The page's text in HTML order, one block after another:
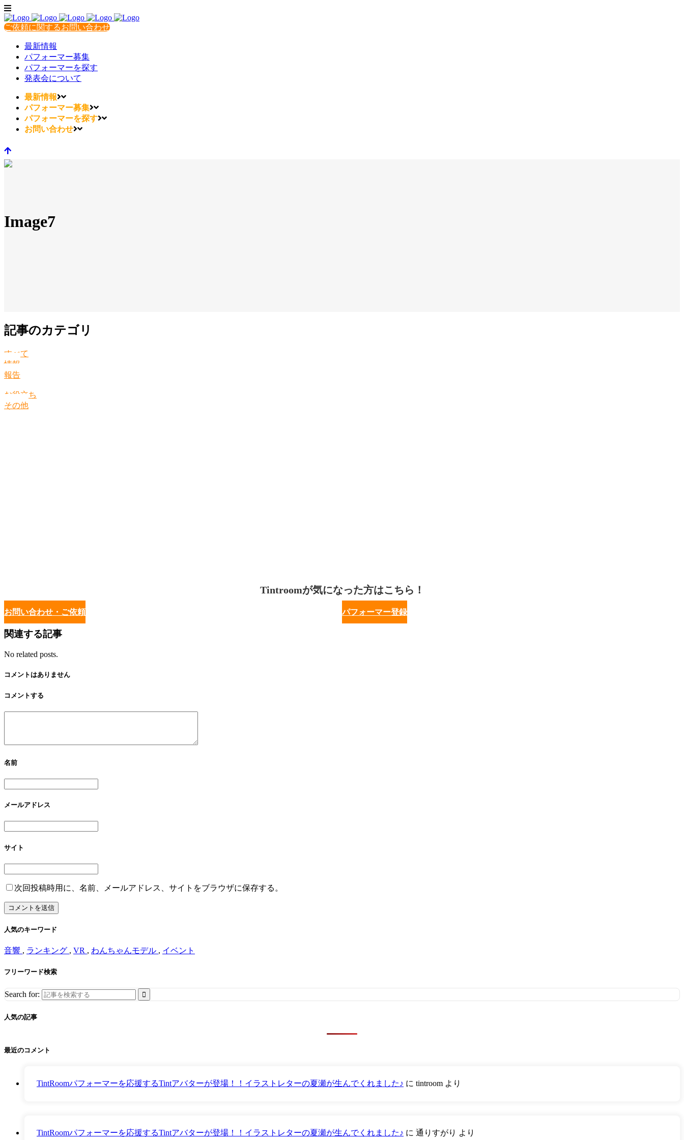
ご依頼に関するお問い合わせ
最新情報
パフォーマー募集
パフォーマーを探す
発表会について
最新情報
パフォーマー募集
パフォーマーを探す
お問い合わせ
Image7
記事のカテゴリ
すべて
情報
報告
お役立ち
その他
Tintroomが気になった方はこちら！
お問い合わせ・ご依頼 パフォーマー登録
関連する記事
No related posts.
コメントはありません
コメントする
名前
メールアドレス
サイト
次回投稿時用に、名前、メールアドレス、サイトをブラウザに保存する。
人気のキーワード
音響 , ランキング , VR , わんちゃんモデル , イベント
フリーワード検索
Search for:
人気の記事
最近のコメント
TintRoomパフォーマーを応援するTintアバターが登場！！イラストレターの夏瀬が生んでくれました♪ に tintroom より
TintRoomパフォーマーを応援するTintアバターが登場！！イラストレターの夏瀬が生んでくれました♪ に 通りすがり より